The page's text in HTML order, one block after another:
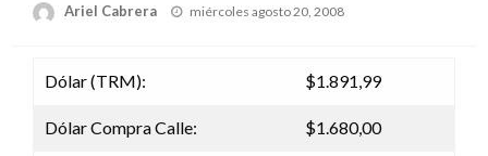
Ariel Cabrera
Publicado
miércoles agosto 20, 2008
Dólar (TRM): $1.891,99
Dólar Compra Calle: $1.680,00